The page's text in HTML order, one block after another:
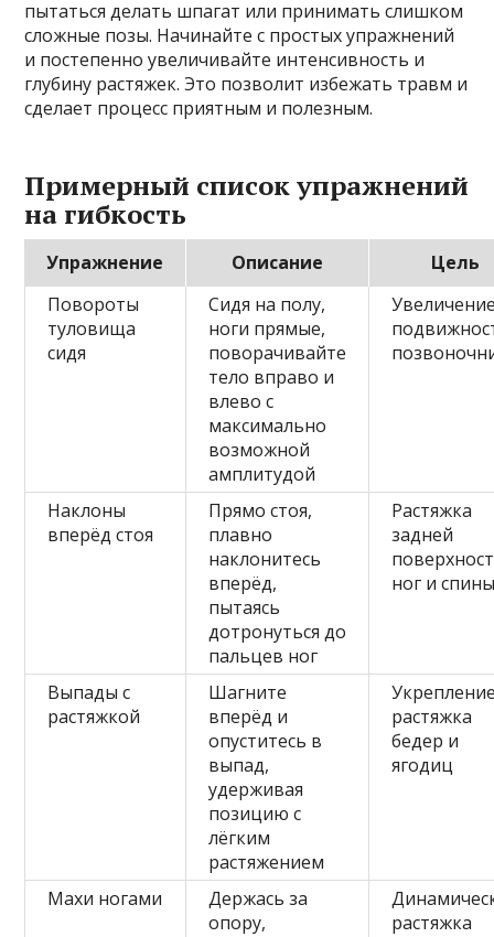
пытаться делать шпагат или принимать слишком
сложные позы. Начинайте с простых упражнений
и постепенно увеличивайте интенсивность и
глубину растяжек. Это позволит избежать травм и
сделает процесс приятным и полезным.
Примерный список упражнений
на гибкость
Упражнение Описание
Цель
Повороты
туловища
сидя
Сидя на полу,
ноги прямые,
поворачивайте
тело вправо и
влево с
максимально
возможной
амплитудой
Наклоны
вперёд стоя
Прямо стоя,
плавно
наклонитесь
вперёд,
пытаясь
дотронуться до
пальцев ног
Растяжка
задней
ног и
Выпады с
растяжкой
Шагните
вперёд и
опуститесь в
выпад,
удерживая
позицию с
лёгким
растяжением
растяжка
бедер и
ягодиц
Махи ногами
Держась за
опору,
растяжка